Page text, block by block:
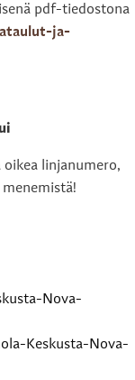
pdf-tiedostona
ja-
oikea linjanumero,
Nova-
Keskusta-Nova-